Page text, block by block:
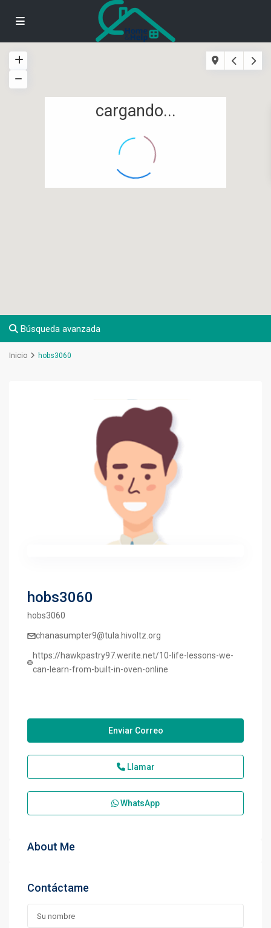
cargando...
Búsqueda avanzada
Inicio hobs3060
hobs3060
hobs3060
chanasumpter9@tula.hivoltz.org
https://hawkpastry97.werite.net/10-life-lessons-we-
can-learn-from-built-in-oven-online
Enviar Correo
Llamar
WhatsApp
About Me
Contáctame